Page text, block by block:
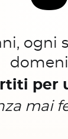
ogni
per
mai